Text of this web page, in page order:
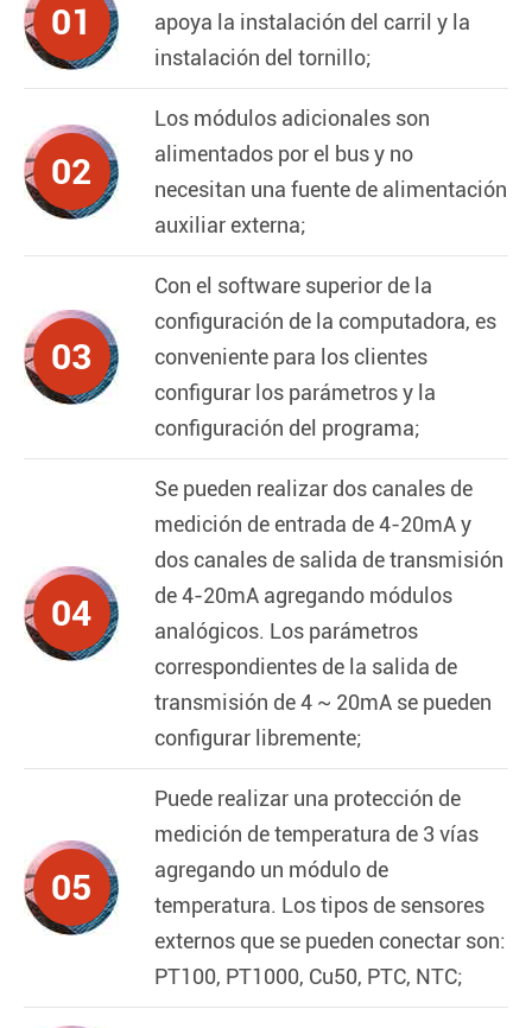
01
apoya la instalación del carril y la
instalación del tornillo;
02
Los módulos adicionales son
alimentados por el bus y no
necesitan una fuente de alimentación
auxiliar externa;
03
Con el software superior de la
configuración de la computadora, es
conveniente para los clientes
configurar los parámetros y la
configuración del programa;
04
Se pueden realizar dos canales de
medición de entrada de 4-20mA y
dos canales de salida de transmisión
de 4-20mA agregando módulos
analógicos. Los parámetros
correspondientes de la salida de
transmisión de 4 ~ 20mA se pueden
configurar libremente;
05
Puede realizar una protección de
medición de temperatura de 3 vías
agregando un módulo de
temperatura. Los tipos de sensores
externos que se pueden conectar son:
PT100, PT1000, Cu50, PTC, NTC;